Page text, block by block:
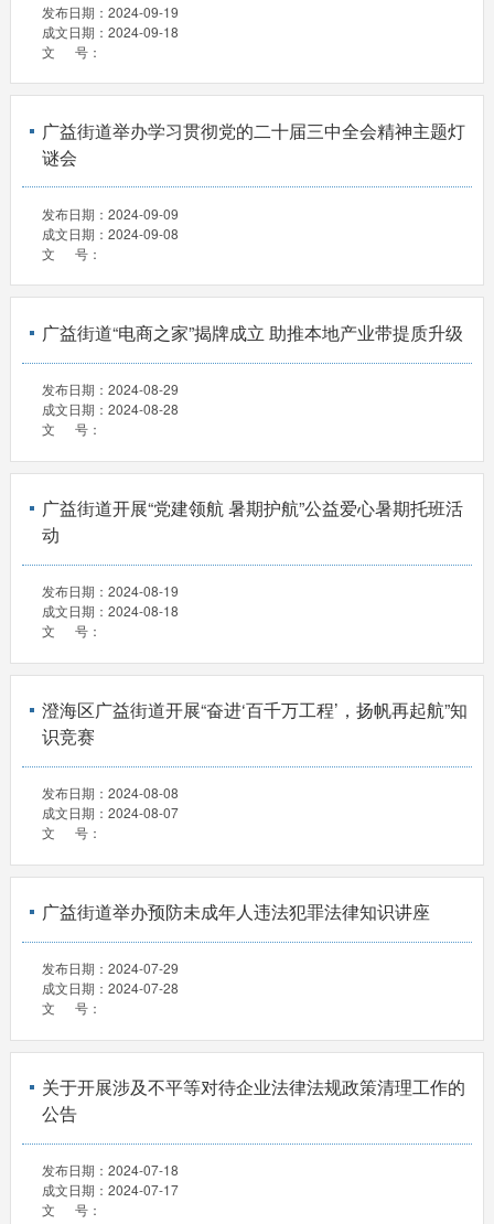
发布日期： 2024-09-19
成文日期： 2024-09-18
文 号：
广益街道举办学习贯彻党的二十届三中全会精神主题灯
谜会
发布日期： 2024-09-09
成文日期： 2024-09-08
文 号：
广益街道“电商之家”揭牌成立 助推本地产业带提质升级
发布日期： 2024-08-29
成文日期： 2024-08-28
文 号：
广益街道开展“党建领航 暑期护航”公益爱心暑期托班活
动
发布日期： 2024-08-19
成文日期： 2024-08-18
文 号：
澄海区广益街道开展“奋进‘百千万工程’，扬帆再起航”知
识竞赛
发布日期： 2024-08-08
成文日期： 2024-08-07
文 号：
广益街道举办预防未成年人违法犯罪法律知识讲座
发布日期： 2024-07-29
成文日期： 2024-07-28
文 号：
关于开展涉及不平等对待企业法律法规政策清理工作的
公告
发布日期： 2024-07-18
成文日期： 2024-07-17
文 号：